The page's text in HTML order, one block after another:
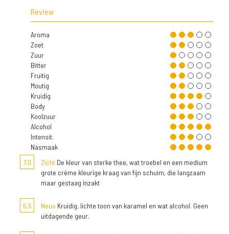
Review
Aroma
Zoet
Zuur
Bitter
Fruitig
Moutig
Kruidig
Body
Koolzuur
Alcohol
Intensit.
Nasmaak
7,0
Zicht De kleur van sterke thee, wat troebel en een medium
grote crème kleurige kraag van fijn schuim, die langzaam
maar gestaag inzakt
6,5 Neus Kruidig, lichte toon van karamel en wat alcohol. Geen
uitdagende geur.